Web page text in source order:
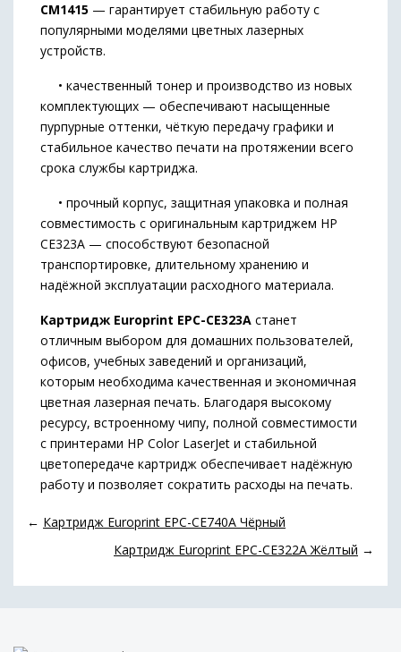
CM1415 — гарантирует стабильную работу с
популярными моделями цветных лазерных
устройств.
• качественный тонер и производство из новых
комплектующих — обеспечивают насыщенные
пурпурные оттенки, чёткую передачу графики и
стабильное качество печати на протяжении всего
срока службы картриджа.
• прочный корпус, защитная упаковка и полная
совместимость с оригинальным картриджем HP
CE323A — способствуют безопасной
транспортировке, длительному хранению и
надёжной эксплуатации расходного материала.
Картридж Europrint EPC-CE323A станет
отличным выбором для домашних пользователей,
офисов, учебных заведений и организаций,
которым необходима качественная и экономичная
цветная лазерная печать. Благодаря высокому
ресурсу, встроенному чипу, полной совместимости
с принтерами HP Color LaserJet и стабильной
цветопередаче картридж обеспечивает надёжную
работу и позволяет сократить расходы на печать.
← Картридж Europrint EPC-CE740A Чёрный
Картридж Europrint EPC-CE322A Жёлтый →